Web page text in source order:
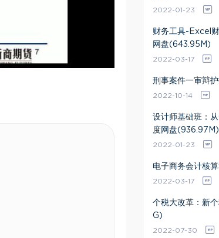
2022-01-23
财务工具-Excel
网盘(643.95M)
2022-03-17
刑事案件一审辩
2022-10-14
设计师基础班：
度网盘(936.97M)
2022-01-23
电子商务会计核
2022-03-17
个税大改革：新
G)
2022-07-30